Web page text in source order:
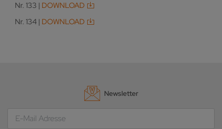
Nr. 133 | DOWNLOAD
Nr. 134 | DOWNLOAD
Newsletter